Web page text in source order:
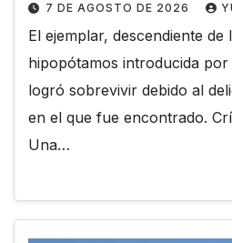
7 DE AGOSTO DE 2026
El ejemplar, descendiente de
hipopótamos introducida
logró sobrevivir debido al
en el que fue encontrado.
Una…